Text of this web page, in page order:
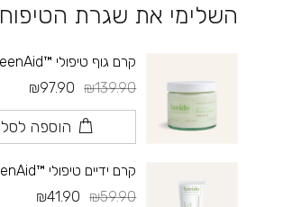
השלימי את שגרת הטיפוח
קרם גוף טיפולי ™GreenAid
₪139.90
₪97.90
הוספה לסל
קרם ידיים טיפולי ™GreenAid | לעור יבש
₪59.90
₪41.90